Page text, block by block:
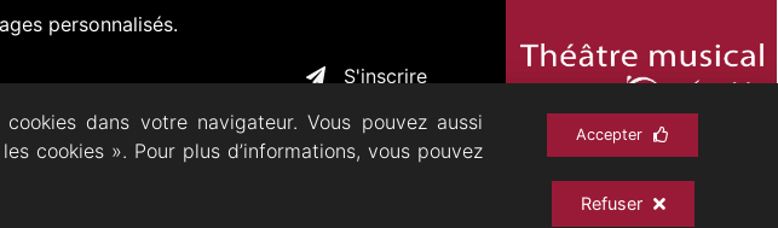
personnalisés.
S'inscrire
PRATIQUE ARCHIVES CONTACT
dans votre navigateur. Vous pouvez aussi
cookies ». Pour plus d’informations, vous pouvez
Accepter
Refuser